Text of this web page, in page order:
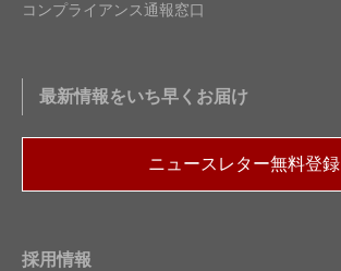
コンプライアンス通報窓口
最新情報をいち早くお届け
ニュースレター無料登録
採用情報